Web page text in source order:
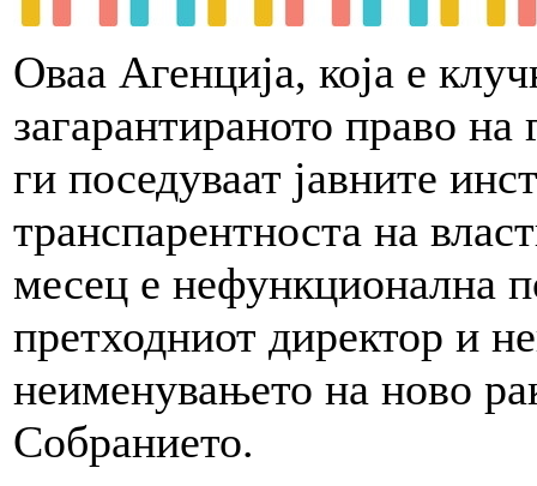
Оваа Агенција, која е
загарантираното право
ги поседуваат јавните
транспарентноста на
месец е нефункционална
претходниот директор и
неименувањето на ново
Собранието.